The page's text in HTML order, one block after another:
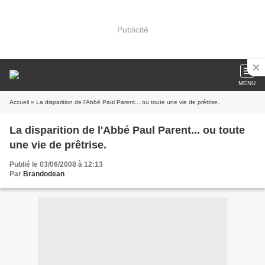
Publicité
MENU
Accueil » La disparition de l'Abbé Paul Parent... ou toute une vie de prêtrise.
La disparition de l'Abbé Paul Parent... ou toute
une vie de prêtrise.
Publié le 03/06/2008 à 12:13
Par Brandodean